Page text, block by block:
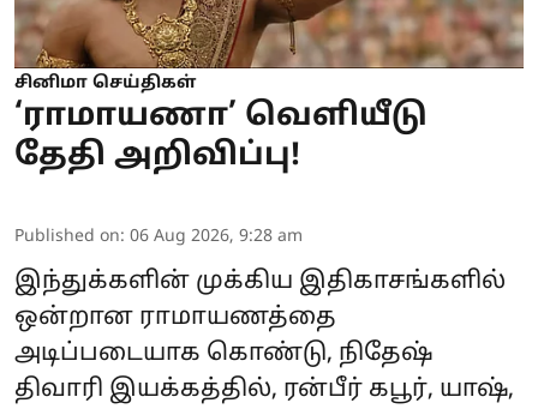
சினிமா செய்திகள்
‘ராமாயணா’ வெளியீடு
தேதி அறிவிப்பு!
Published on: 06 Aug 2026, 9:28 am
இந்துக்களின் முக்கிய இதிகாசங்களில்
ஒன்றான ராமாயணத்தை
அடிப்படையாக கொண்டு, நிதேஷ்
திவாரி இயக்கத்தில், ரன்பீர் கபூர், யாஷ்,